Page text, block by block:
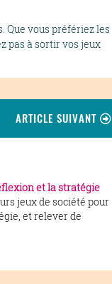
Que vous préfériez les
pas à sortir vos jeux
ARTICLE SUIVANT
et la stratégie
jeux de société pour
et relever de